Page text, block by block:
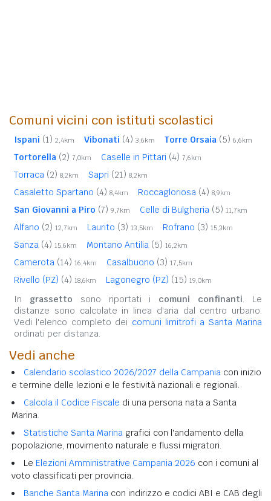
Comuni vicini con istituti scolastici
Ispani (1) 2,4km Vibonati (4) 3,6km Torre Orsaia (5) 6,6km
Tortorella (2) 7,0km Caselle in Pittari (4) 7,6km
Torraca (2) 8,2km Sapri (21) 8,2km
Casaletto Spartano (4) 8,4km Roccagloriosa (4) 8,9km
San Giovanni a Piro (7) 9,7km Celle di Bulgheria (5) 11,7km
Alfano (2) 12,7km Laurito (3) 13,5km Rofrano (3) 15,3km
Sanza (4) 15,6km Montano Antilia (5) 16,2km
Camerota (14) 16,4km Casalbuono (3) 17,5km
Rivello (PZ) (4) 18,6km Lagonegro (PZ) (15) 19,0km
In grassetto sono riportati i comuni confinanti. Le
distanze sono calcolate in linea d'aria dal centro urbano.
Vedi l'elenco completo dei comuni limitrofi a Santa Marina
ordinati per distanza.
Vedi anche
Calendario scolastico 2026/2027 della Campania con inizio
e termine delle lezioni e le festività nazionali e regionali.
Calcola il Codice Fiscale di una persona nata a Santa
Marina.
Statistiche Santa Marina grafici con l'andamento della
popolazione, movimento naturale e flussi migratori.
Le Elezioni Amministrative Campania 2026 con i comuni al
voto classificati per provincia.
Banche Santa Marina con indirizzo e codici ABI e CAB degli